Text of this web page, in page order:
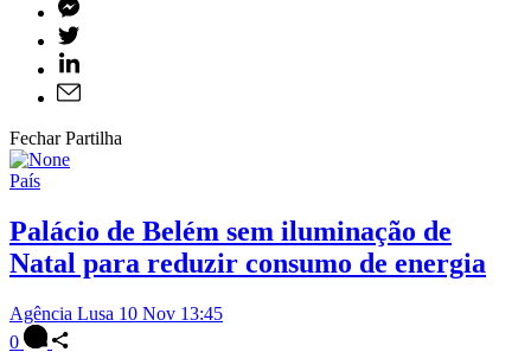
Fechar Partilha
País
Palácio de Belém sem iluminação de
Natal para reduzir consumo de energia
Agência Lusa 10 Nov 13:45
0